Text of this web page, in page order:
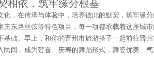
相依，筑牢缘分根基
化，在传承与体验中，培养彼此的默契，筑牢缘
庄东路丝弦等特色项目，每一项都承载着这座城
基础。早上，和你的晋州市旅游搭子一起前往晋
民间，成为贺喜、庆寿的舞蹈形式，舞姿优美、